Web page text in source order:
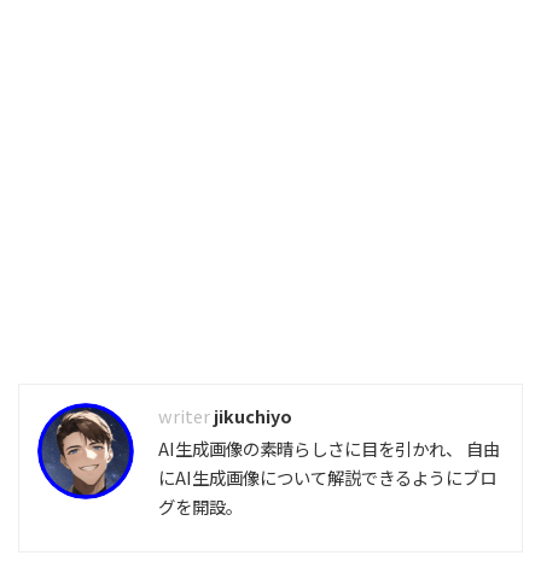
jikuchiyo
AI生成画像の素晴らしさに目を引かれ、 自由
にAI生成画像について解説できるようにブロ
グを開設。